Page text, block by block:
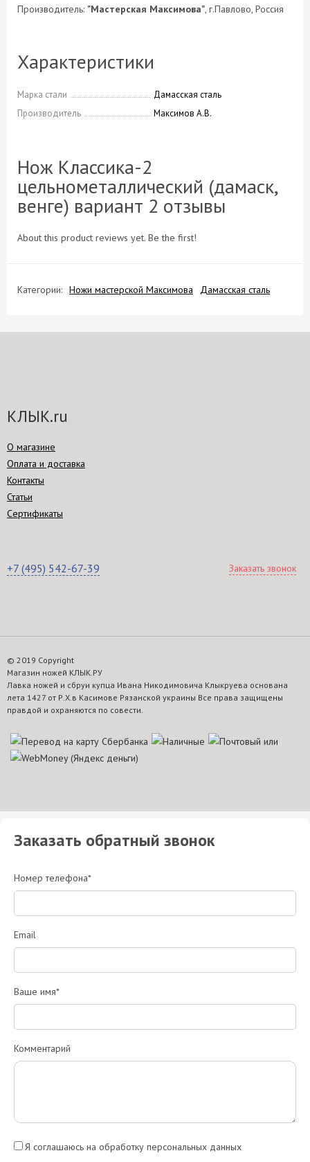
Производитель: "Мастерская Максимова", г.Павлово, Россия
Характеристики
Марка стали
Дамасская сталь
Производитель
Максимов А.В.
Нож Классика-2
цельнометаллический (дамаск,
венге) вариант 2 отзывы
About this product reviews yet. Be the first!
Категории: Ножи мастерской Максимова Дамасская сталь
КЛЫК.ru
О магазине
Оплата и доставка
Контакты
Статьи
Сертификаты
+7 (495) 542-67-39 Заказать звонок
© 2019 Copyright
Магазин ножей КЛЫК.РУ
Лавка ножей и сбруи купца Ивана Никодимовича Клыкруева основана
лета 1427 от Р.Х.в Касимове Рязанской украины Все права защищены
правдой и охраняются по совести.
Заказать обратный звонок
Номер телефона*
Email
Ваше имя*
Комментарий
Я соглашаюсь на обработку персональных данных